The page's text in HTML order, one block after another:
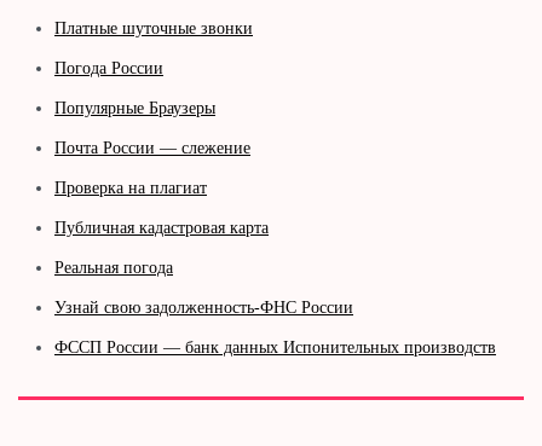
Платные шуточные звонки
Погода России
Популярные Браузеры
Почта России — слежение
Проверка на плагиат
Публичная кадастровая карта
Реальная погода
Узнай свою задолженность-ФНС России
ФССП России — банк данных Испонительных производств